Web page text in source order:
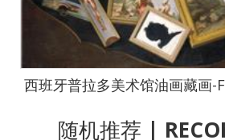
随机推荐 |